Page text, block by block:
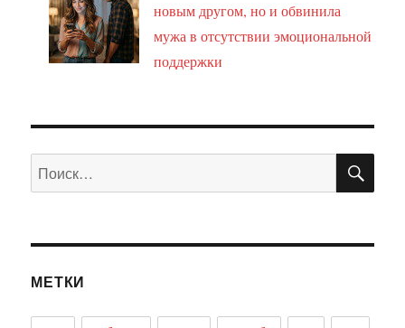
новым другом, но и обвинила
мужа в отсутствии эмоциональной
поддержки
Искать:
МЕТКИ